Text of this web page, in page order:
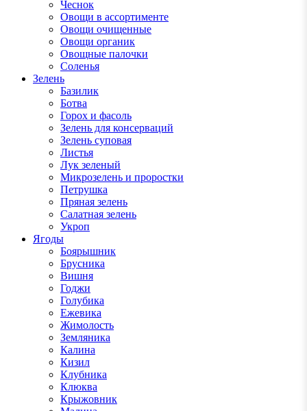
Чеснок
Овощи в ассортименте
Овощи очищенные
Овощи органик
Овощные палочки
Соленья
Зелень
Базилик
Ботва
Горох и фасоль
Зелень для консерваций
Зелень суповая
Листья
Лук зеленый
Микрозелень и проростки
Петрушка
Пряная зелень
Салатная зелень
Укроп
Ягоды
Боярышник
Брусника
Вишня
Годжи
Голубика
Ежевика
Жимолость
Земляника
Калина
Кизил
Клубника
Клюква
Крыжовник